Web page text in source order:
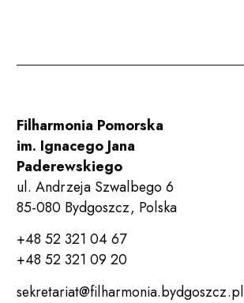
Filharmonia Pomorska
im. Ignacego Jana
Paderewskiego
ul. Andrzeja Szwalbego 6
85-080 Bydgoszcz, Polska
+48 52 321 04 67
+48 52 321 09 20
sekretariat@filharmonia.bydgoszcz.pl